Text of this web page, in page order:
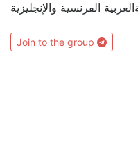
الفرنسية والإنجليزية
Join to the group